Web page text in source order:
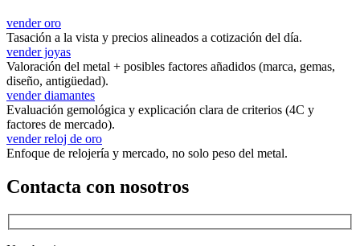
vender oro
Tasación a la vista y precios alineados a cotización del día.
vender joyas
Valoración del metal + posibles factores añadidos (marca, gemas,
diseño, antigüedad).
vender diamantes
Evaluación gemológica y explicación clara de criterios (4C y
factores de mercado).
vender reloj de oro
Enfoque de relojería y mercado, no solo peso del metal.
Contacta con nosotros